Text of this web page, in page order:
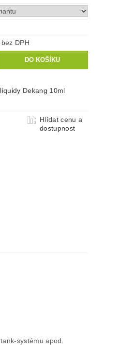
bez DPH
Dekang 10ml
Hlídat cenu a
dostupnost
systému apod.